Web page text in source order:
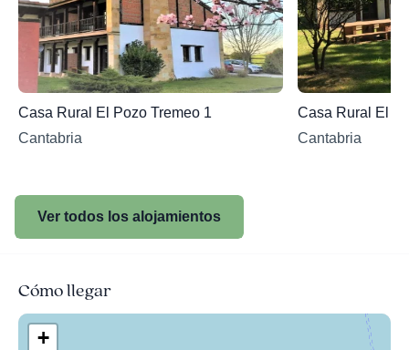
Casa Rural El Pozo Tremeo 1
Cantabria
Casa Rural El
Cantabria
Ver todos los alojamientos
Cómo llegar
+